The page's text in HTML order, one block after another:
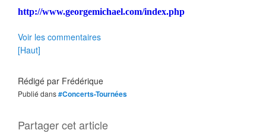
http://www.georgemichael.com/index.php
Voir les commentaires
[Haut]
Rédigé par Frédérique
Publié dans#Concerts-Tournées
Partager cet article